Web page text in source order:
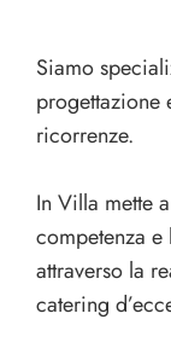
Siamo
progettazione
ricorrenze.
In Villa mette
competenza e
attraverso la
catering